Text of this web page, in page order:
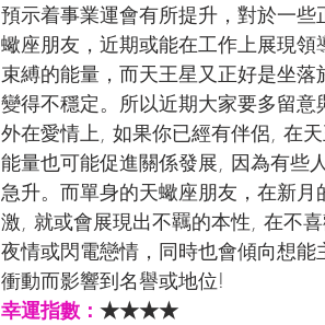
預示着事業運會有所提升，對於一
蠍座朋友，近期或能在工作上展現
束縛的能量，而天王星又正好是坐
變得不穩定。所以近期大家要多留
外在愛情上, 如果你已經有伴侶, 在
能量也可能促進關係發展, 因為有些
急升。而單身的天蠍座朋友，在新
激, 就或會展現出不羈的本性, 在不
夜情或閃電戀情，同時也會傾向想
衝動而影響到名譽或地位!
幸運指數： ★★★★